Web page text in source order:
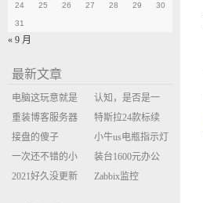
24 25 26 27 28 29 30
31
« 9 月
最新文章
电脑这玩意就是
缝缝补补的事
认知，是否是一
座大山？当架构
决策变成配置清
单比价
重装博客服务器
环境
特斯拉24款标续
Model Y 2万公里
使用体验
接盘的傻子
小牛us电瓶指示灯
闪三次不上电
一次还不错的小
米售后体验
装台1600元办公
主机
2021好久没更新
Zabbix监控